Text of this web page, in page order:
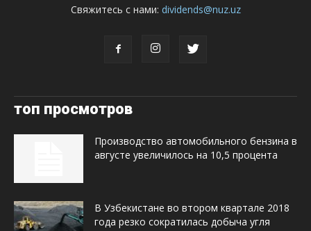
Свяжитесь с нами: dividends@nuz.uz
топ просмотров
Производство автомобильного бензина в
августе увеличилось на 10,5 процента
В Узбекистане во втором квартале 2018
года резко сократилась добыча угля